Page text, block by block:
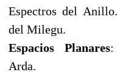
Espectros del
del Milegu.
Espacios Planares:
Arda.